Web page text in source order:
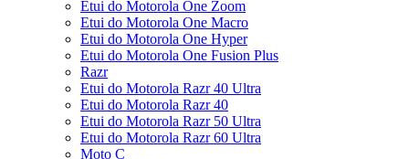
Etui do Motorola One Zoom
Etui do Motorola One Macro
Etui do Motorola One Hyper
Etui do Motorola One Fusion Plus
Razr
Etui do Motorola Razr 40 Ultra
Etui do Motorola Razr 40
Etui do Motorola Razr 50 Ultra
Etui do Motorola Razr 60 Ultra
Moto C